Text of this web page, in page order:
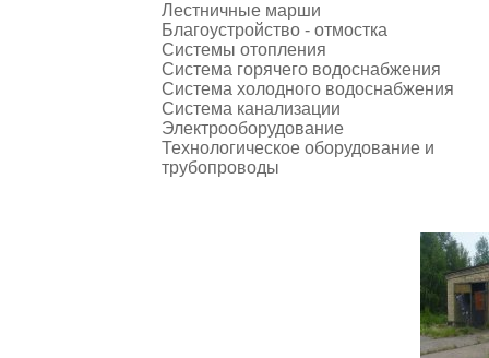
Лестничные марши
Благоустройство - отмостка
Системы отопления
Система горячего водоснабжения
Система холодного водоснабжения
Система канализации
Электрооборудование
Технологическое оборудование и
трубопроводы